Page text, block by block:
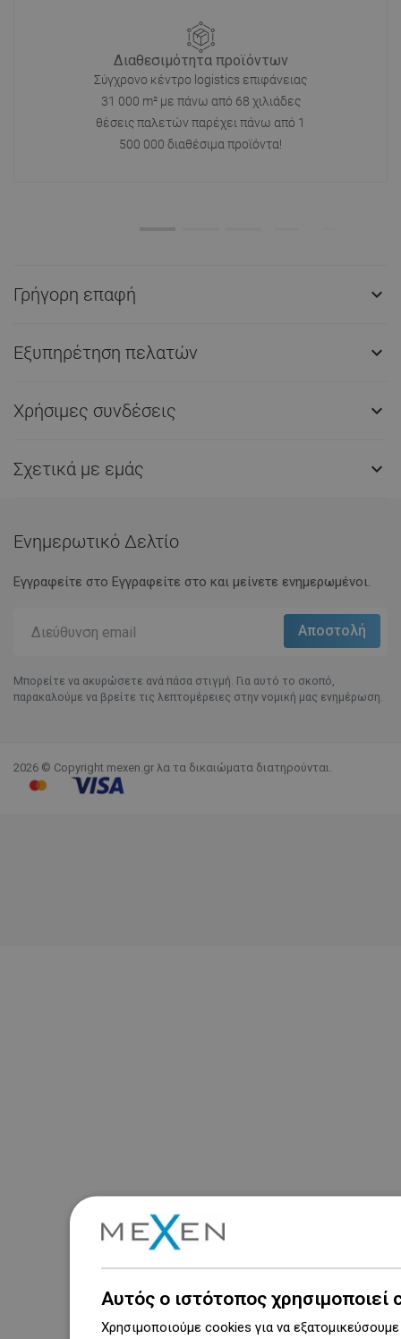
Διαθεσιμότητα προϊόντων
Σύγχρονο κέντρο logistics επιφάνειας
31 000 m² με πάνω από 68 χιλιάδες
θέσεις παλετών παρέχει πάνω από 1
500 000 διαθέσιμα προϊόντα!
Γρήγορη επαφή 
Εξυπηρέτηση πελατών 
Χρήσιμες συνδέσεις 
Σχετικά με εμάς 
Ενημερωτικό Δελτίο
Εγγραφείτε στο Eγγραφείτε στο και μείνετε ενημερωμένοι.
Μπορείτε να ακυρώσετε ανά πάσα στιγμή. Για αυτό το σκοπό,
παρακαλούμε να βρείτε τις λεπτομέρειες στην νομική μας ενημέρωση.
2026 © Copyright mexen.gr λα τα δικαιώματα διατηρούνται.
Αυτός ο ιστότοπος χρησιμοποιεί
Χρησιμοποιούμε cookies για να